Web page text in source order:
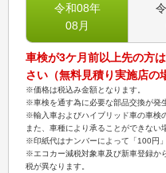
令和08年
08 月
車検が3ケ月前以上先の方
さい（無料見積り実施店の
※価格は税込み金額となります。
※車検を通す為に必要な部品交換が発
※輸入車およびハイブリッド車の車検
また、車種により承ることができない
※印紙代はナンバーによって「100円
※エコカー減税対象車及び新車登録か
税が異なります。